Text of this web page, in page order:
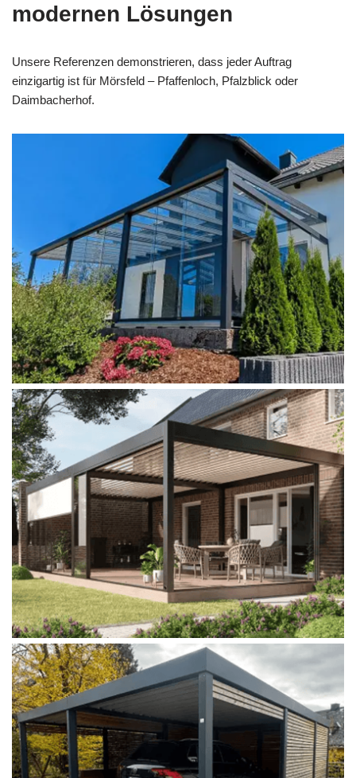
modernen Lösungen
Unsere Referenzen demonstrieren, dass jeder Auftrag
einzigartig ist für Mörsfeld – Pfaffenloch, Pfalzblick oder
Daimbacherhof.